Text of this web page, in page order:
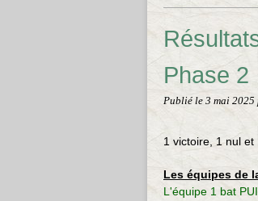
Phase 2
Publié le 3 mai 2025
1 victoire, 1 nul et
Les équipes de
L'équipe 1 bat